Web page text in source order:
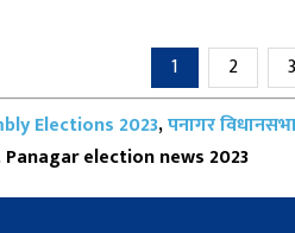
1 2 3
Elections 2023,पनागर
election news 2023